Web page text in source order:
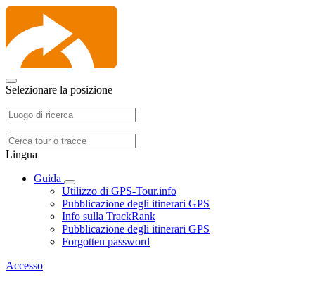
Selezionare la posizione
Lingua
Guida
Utilizzo di GPS-Tour.info
Pubblicazione degli itinerari GPS
Info sulla TrackRank
Pubblicazione degli itinerari GPS
Forgotten password
Accesso